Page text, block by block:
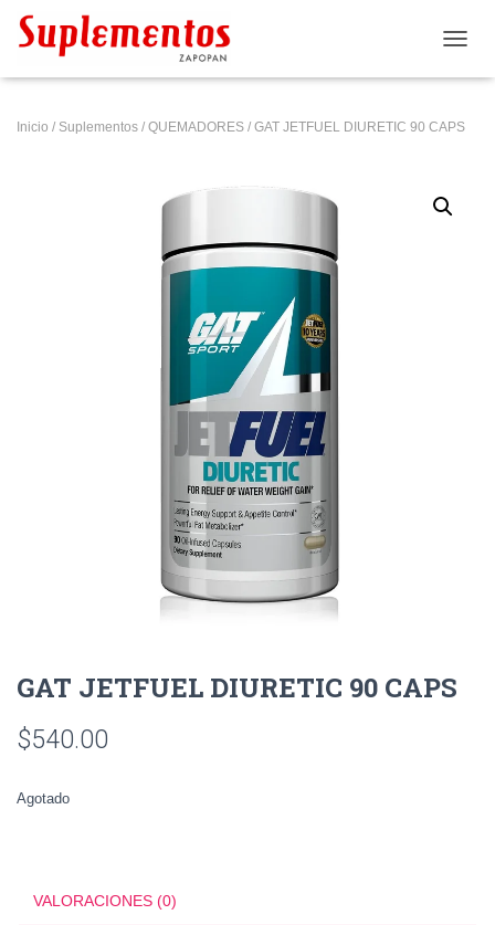
Inicio / Suplementos / QUEMADORES / GAT JETFUEL DIURETIC 90 CAPS
GAT JETFUEL DIURETIC 90 CAPS
$540.00
Agotado
VALORACIONES (0)